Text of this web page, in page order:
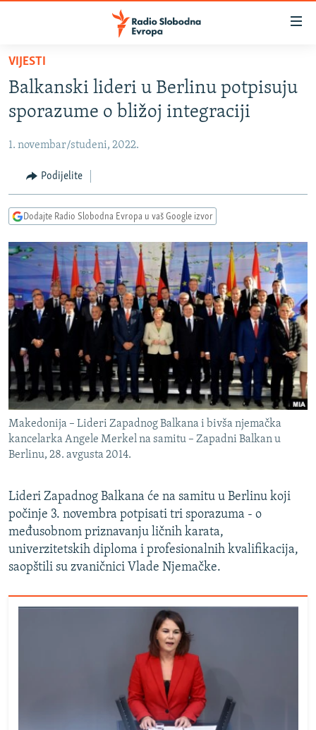
Pređite
glavni
sadržaj
Pređite
na
navigaciju
Pređite
na
VIJESTI
BOSNA I HERCEGOVINA
SRBIJA
KOSOVO
CRNA GORA
VIDEO
FOTOGALERIJE
INFOGRAFIKE
PODCASTI
RAT U UKRAJINI
KINA NA BALKANU
RSE PRIČE IZ SVIJETA
ISPRIČAJ MI
DNEVNO@RSE
SPECIJALI RSE
VIŠE OD NASLOVA
GENOCID U SREBRENICI
POPLAVE I KLIZIŠTA U BIH 2024.
POST SCRIPTUM
MOJA EVROPA
TRI DECENIJE OD RATA U BIH
NASTANAK I RASPAD JUGOSLAVIJE
PRATITE NAS
VIJESTI
Balkanski lideri u Berlinu potpisuju
sporazume o bližoj integraciji
1. novembar/studeni, 2022.
Podijelite
Dodajte Radio Slobodna Evropa u vaš Google izvor
Makedonija – Lideri Zapadnog Balkana i bivša njemačka
kancelarka Angele Merkel na samitu – Zapadni Balkan u
Berlinu, 28. avgusta 2014.
Lideri Zapadnog Balkana će na samitu u Berlinu koji
počinje 3. novembra potpisati tri sporazuma - o
međusobnom priznavanju ličnih karata,
univerzitetskih diploma i profesionalnih kvalifikacija,
saopštili su zvaničnici Vlade Njemačke.